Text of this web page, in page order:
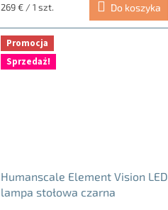
Cena
269 € / 1 szt. Do koszyka
Promocja
Sprzedaż!
Humanscale Element Vision LED
lampa stołowa czarna